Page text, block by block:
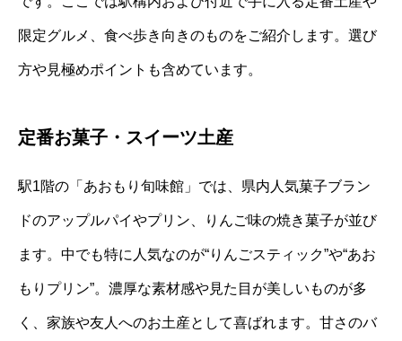
限定グルメ、食べ歩き向きのものをご紹介します。選び
方や見極めポイントも含めています。
定番お菓子・スイーツ土産
駅1階の「あおもり旬味館」では、県内人気菓子ブラン
ドのアップルパイやプリン、りんご味の焼き菓子が並び
ます。中でも特に人気なのが“りんごスティック”や“あお
もりプリン”。濃厚な素材感や見た目が美しいものが多
く、家族や友人へのお土産として喜ばれます。甘さのバ